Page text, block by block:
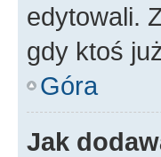
edytowali.
gdy ktoś
Góra
Jak